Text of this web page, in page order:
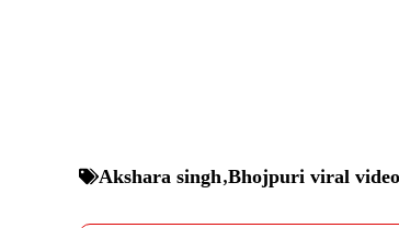
Akshara singh,Bhojpuri viral video